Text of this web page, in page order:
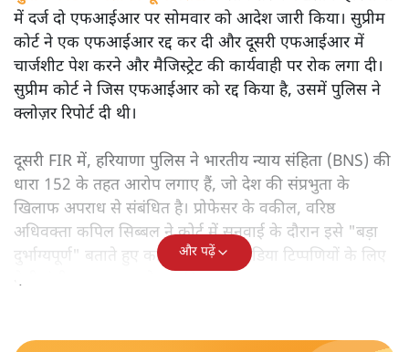
में दर्ज दो एफआईआर पर सोमवार को आदेश जारी किया। सुप्रीम
कोर्ट ने एक एफआईआर रद्द कर दी और दूसरी एफआईआर में
चार्जशीट पेश करने और मैजिस्ट्रेट की कार्यवाही पर रोक लगा दी।
सुप्रीम कोर्ट ने जिस एफआईआर को रद्द किया है, उसमें पुलिस ने
क्लोज़र रिपोर्ट दी थी।
दूसरी FIR में, हरियाणा पुलिस ने भारतीय न्याय संहिता (BNS) की
धारा 152 के तहत आरोप लगाए हैं, जो देश की संप्रभुता के
खिलाफ अपराध से संबंधित है। प्रोफेसर के वकील, वरिष्ठ
अधिवक्ता कपिल सिब्बल ने कोर्ट में सुनवाई के दौरान इसे "बड़ा
दुर्भाग्यपूर्ण" बताते हुए कहा कि सोशल मीडिया टिप्पणियों के लिए
ऐसी गंभीर धारा का इस्तेमाल किया गया।
और पढ़ें